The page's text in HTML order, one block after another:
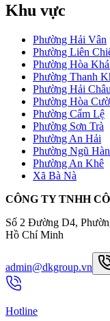
Khu vực
Phường Hải Vân
Phường Liên
Phường Hòa
Phường Thanh
Phường Hải Châu
Phường Hòa
Phường Cẩm Lệ
Phường Sơn Trà
Phường An Hải
Phường Ngũ
Phường An Khê
Xã Bà Nà
CÔNG TY TNHH
Số 2 Đường D4,
Hồ Chí Minh
admin@dkgroup.vn
Hotline